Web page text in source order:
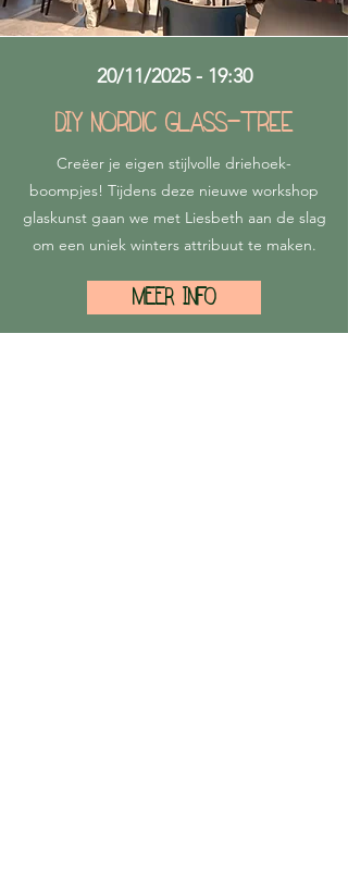
20/11/2025 - 19:30
DIY Nordic glass-tree
Creëer je eigen stijlvolle driehoek-
boompjes! Tijdens deze nieuwe workshop
glaskunst gaan we met Liesbeth aan de slag
om een uniek winters attribuut te maken.
MEER INFO